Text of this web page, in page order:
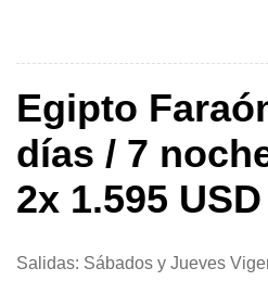
tradiciones vivas. Un itinerario
Egipto
días / 7
2x 1.595 USD
Salidas: Sábados y Jueves